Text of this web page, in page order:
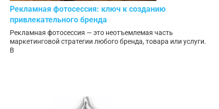
Рекламная фотосессия: ключ к созданию
привлекательного бренда
Рекламная фотосессия — это неотъемлемая часть
маркетинговой стратегии любого бренда, товара или услуги.
В